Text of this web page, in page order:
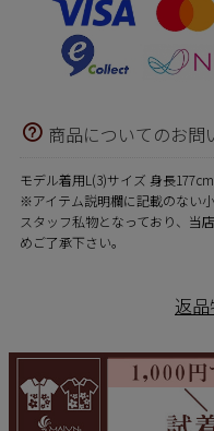
商品についてのお問
モデル着用L(3)サイズ 身長
※アイテム説明欄に記載のない
スタッフ私物となっており、当
めご了承下さい。
返